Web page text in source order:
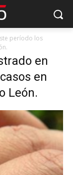
período los
en
en
León.